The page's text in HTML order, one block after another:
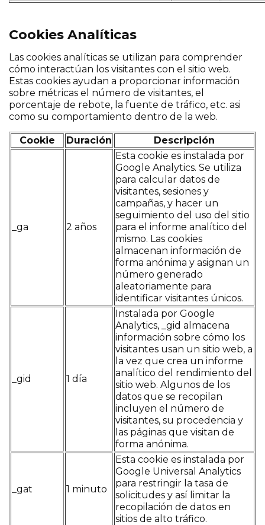
Cookies Analíticas
Las cookies analíticas se utilizan para comprender
cómo interactúan los visitantes con el sitio web.
Estas cookies ayudan a proporcionar información
sobre métricas el número de visitantes, el
porcentaje de rebote, la fuente de tráfico, etc. asi
como su comportamiento dentro de la web.
Cookie Duración Descripción
_ga 2 años
Esta cookie es instalada por
Google Analytics. Se utiliza
para calcular datos de
visitantes, sesiones y
campañas, y hacer un
seguimiento del uso del sitio
para el informe analítico del
mismo. Las cookies
almacenan información de
forma anónima y asignan un
número generado
aleatoriamente para
identificar visitantes únicos.
_gid 1 día
Instalada por Google
Analytics, _gid almacena
información sobre cómo los
visitantes usan un sitio web, a
la vez que crea un informe
analítico del rendimiento del
sitio web. Algunos de los
datos que se recopilan
incluyen el número de
visitantes, su procedencia y
las páginas que visitan de
forma anónima.
_gat 1 minuto
Esta cookie es instalada por
Google Universal Analytics
para restringir la tasa de
solicitudes y así limitar la
recopilación de datos en
sitios de alto tráfico.